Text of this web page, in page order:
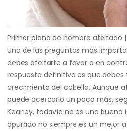
Primer plano de hombre afeitado
Una de las preguntas más
debes afeitarte a favor o en
respuesta definitiva es que
crecimiento del cabello. Aunque
puede acercarlo un poco más,
Keaney, todavía no es una buena
apurado no siempre es un mejor